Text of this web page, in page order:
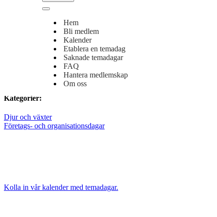
Navigeringsmeny
Hem
Bli medlem
Kalender
Etablera en temadag
Saknade temadagar
FAQ
Hantera medlemskap
Om oss
Det är 358 dagar kvar till Koloniträdgårdens dag.
Missa aldrig en temadag igen!
Bli medlem i temadagar.se's vänner och få vår digitala kalender på
Kategorier:
Djur och växter
Företags- och organisationsdagar
Kolla in vår kalender med temadagar.